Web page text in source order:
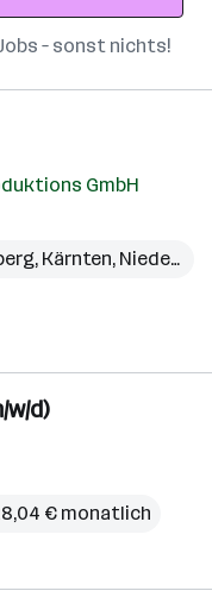
– sonst nichts!
GmbH
, Kärnten, Niederösterreich
d)
€ monatlich